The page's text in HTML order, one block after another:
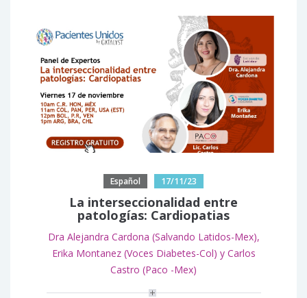
Español 17/11/23
La interseccionalidad entre
patologías: Cardiopatias
Dra Alejandra Cardona (Salvando Latidos-Mex),
Erika Montanez (Voces Diabetes-Col) y Carlos
Castro (Paco -Mex)